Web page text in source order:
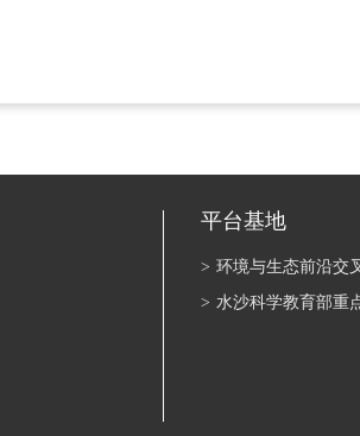
平台基地
> 环境与生态前沿交
> 水沙科学教育部重